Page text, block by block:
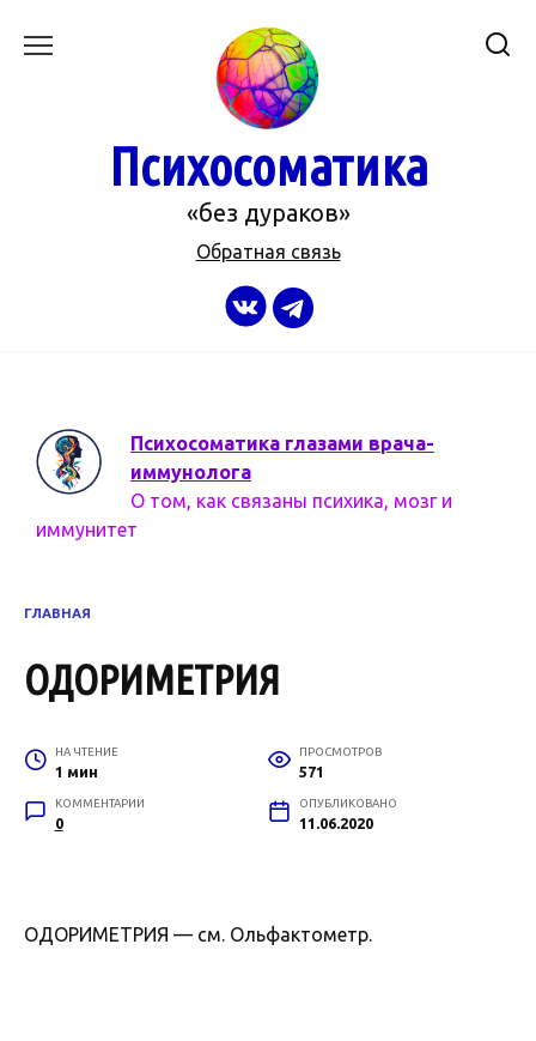
Психосоматика
«без дураков»
Обратная связь
Психосоматика глазами врача-
иммунолога
О том, как связаны психика, мозг и
иммунитет
ГЛАВНАЯ
ОДОРИМЕТРИЯ
НА ЧТЕНИЕ
1 мин
ПРОСМОТРОВ
571
КОММЕНТАРИИ
0
ОПУБЛИКОВАНО
11.06.2020
ОДОРИМЕТРИЯ — см. Ольфактометр.